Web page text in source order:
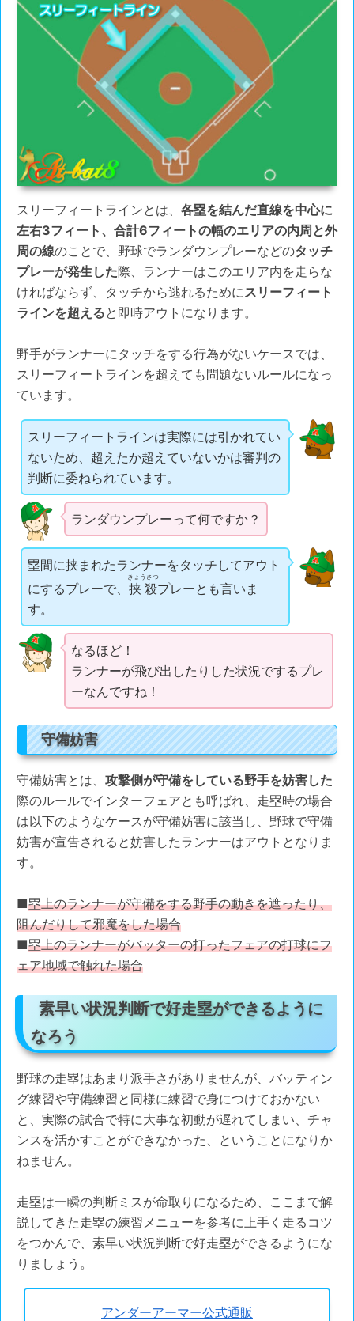
スリーフィートラインとは、 各塁を結んだ直線を中心に
左右3フィート、合計6フィートの幅のエリアの内周と外
周の線のことで、野球でランダウンプレーなどのタッチ
プレーが発生した際、ランナーはこのエリア内を走らな
ければならず、タッチから逃れるためにスリーフィート
ラインを超えると即時アウトになります。
野手がランナーにタッチをする行為がないケースでは、
スリーフィートラインを超えても問題ないルールになっ
ています。
スリーフィートラインは実際には引かれてい
ないため、超えたか超えていないかは審判の
判断に委ねられています。
ランダウンプレーって何ですか？
塁間に挟まれたランナーをタッチしてアウト
にするプレーで、 挟殺
きょうさつ
プレーとも言いま
す。
なるほど！
ランナーが飛び出したりした状況でするプレ
ーなんですね！
守備妨害
守備妨害とは、 攻撃側が守備をしている野手を妨害した
際のルールでインターフェアとも呼ばれ、走塁時の場合
は以下のようなケースが守備妨害に該当し、野球で守備
妨害が宣告されると妨害したランナーはアウトとなりま
す。
■塁上のランナーが守備をする野手の動きを遮ったり、
阻んだりして邪魔をした場合
■塁上のランナーがバッターの打ったフェアの打球にフ
ェア地域で触れた場合
素早い状況判断で好走塁ができるように
なろう
野球の走塁はあまり派手さがありませんが、バッティン
グ練習や守備練習と同様に練習で身につけておかない
と、実際の試合で特に大事な初動が遅れてしまい、チャ
ンスを活かすことができなかった、ということになりか
ねません。
走塁は一瞬の判断ミスが命取りになるため、ここまで解
説してきた走塁の練習メニューを参考に上手く走るコツ
をつかんで、素早い状況判断で好走塁ができるようにな
りましょう。
アンダーアーマー公式通販